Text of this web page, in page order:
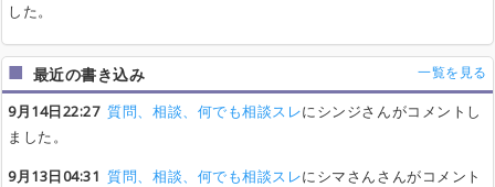
した。
最近の書き込み 一覧を見る
9月14日22:27 質問、相談、何でも相談スレにシンジさんがコメントし
ました。
9月13日04:31 質問、相談、何でも相談スレにシマさんさんがコメント